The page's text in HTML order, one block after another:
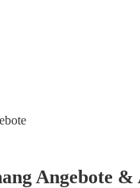
Angebote &